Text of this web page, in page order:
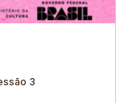
3